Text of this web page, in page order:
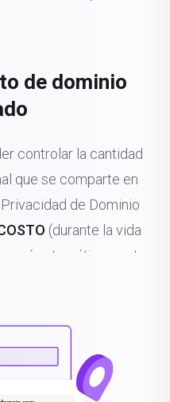
de dominio
controlar la cantidad
que se comparte en
de Dominio
(durante la vida
automáticamente.